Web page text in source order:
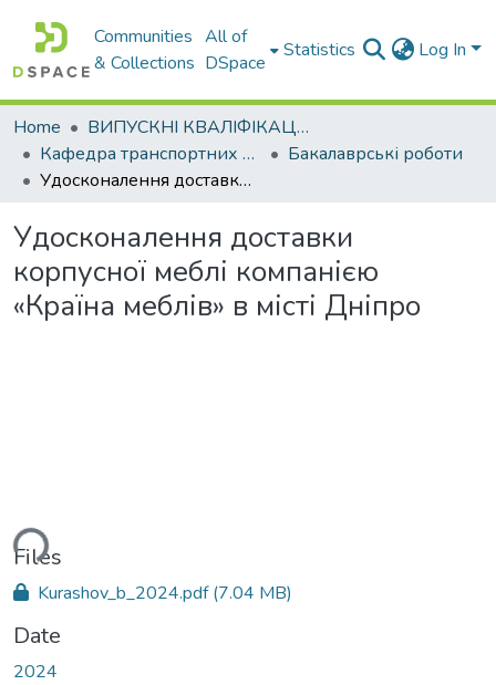
Communities
& Collections
All of
DSpace
Statistics Log In
Home
ВИПУСКНІ КВАЛІФІКАЦІЙНІ РОБОТИ
Кафедра транспортних технологій
Бакалаврські роботи
Удосконалення доставки корпусної меблі компанією «Країна меблів» в місті Дніпро
Удосконалення доставки
корпусної меблі компанією
«Країна меблів» в місті Дніпро
Files
Kurashov_b_2024.pdf(7.04 MB)
Date
2024